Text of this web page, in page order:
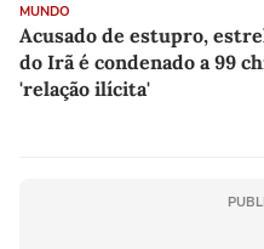
MUNDO
Acusado de estupro,
do Irã é condenado a 99
'relação ilícita'